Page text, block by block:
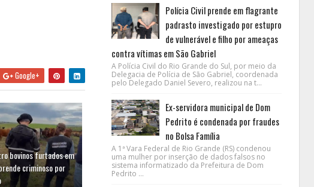
Google+
bovinos furtados em
criminoso por
Polícia Civil prende em flagrante
padrasto investigado por estupro
de vulnerável e filho por ameaças
contra vítimas em São Gabriel
A Polícia Civil do Rio Grande do Sul, por meio da
Delegacia de Polícia de São Gabriel, coordenada
pelo Delegado Daniel Severo, realizou na t...
Ex-servidora municipal de Dom
Pedrito é condenada por fraudes
no Bolsa Família
A 1ª Vara Federal de Rio Grande (RS) condenou
uma mulher por inserção de dados falsos no
sistema informatizado da Prefeitura de Dom
Pedrito ...